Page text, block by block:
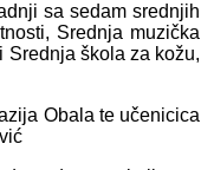
sa sedam srednjih
Srednja muzička
škola za kožu,
Obala te učenicica